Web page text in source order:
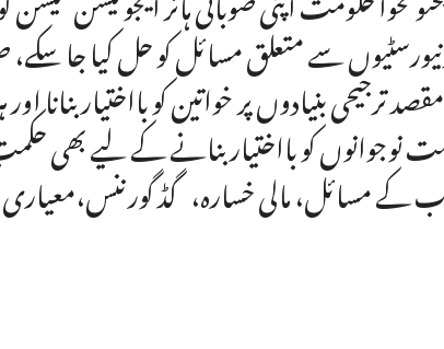
سے متعلق مسائل کو حل کیا جا سکے،
ترجیحی بنیادوں پر خواتین کو بااختیار بنانا
نوجوانوں کو بااختیار بنانے کے لیے بھی
کے مسائل، مالی خسارہ، گڈ گورننس،معیاری